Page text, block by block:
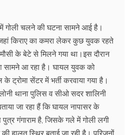
में गोली चलने की घटना सामने आई है।
किराए का कमरा लेकर कुछ युवक रहते
के बेटे से मिलने गया था।इस दौरान
सामने आ रहा है। घायल युवक को
ट्रोमा सेंटर में भर्ती करवाया गया है।
थाना पुलिस व सीओ सदर शालिनी
जा रहा हैं कि घायल नापासर के
पुत्र गंगाराम है, जिसके गले में गोली लगी
हालत स्थिर बताई जा रही है। परिजनों